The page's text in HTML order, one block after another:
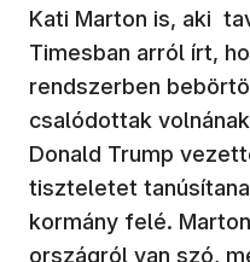
Kati Marton is, aki
Timesban arról írt,
rendszerben
csalódottak
Donald Trump
tiszteletet
kormány felé.
országról van szó,